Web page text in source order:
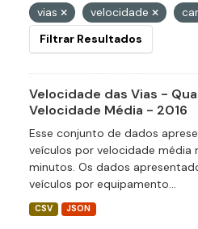
vias
velocidade
Filtrar Resultados
Velocidade das Vias -
Velocidade Média - 2016
Esse conjunto de dados
veículos por velocidade média
minutos. Os dados
veículos por equipamento...
CSV JSON